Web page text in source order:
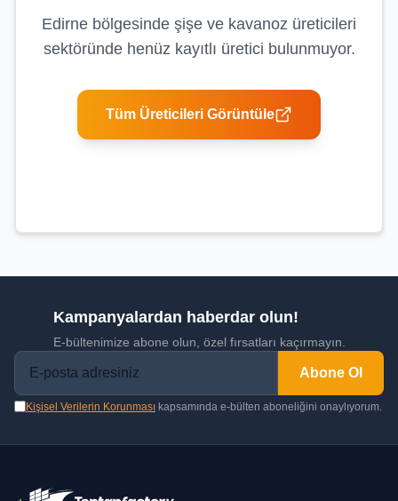
Edirne bölgesinde şişe ve kavanoz üreticileri
sektöründe henüz kayıtlı üretici bulunmuyor.
Tüm Üreticileri Görüntüle
Kampanyalardan haberdar olun!
E-bültenimize abone olun, özel fırsatları kaçırmayın.
Abone Ol
Kişisel Verilerin Korunması kapsamında e-bülten aboneliğini onaylıyorum.